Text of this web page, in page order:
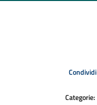
Condividi
Categorie: